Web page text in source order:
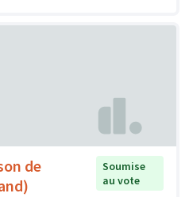
de
Soumise
au vote